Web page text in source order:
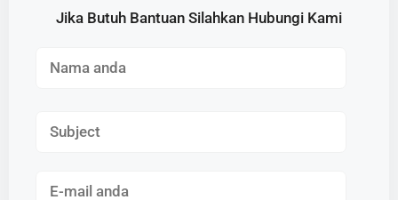
Jika Butuh Bantuan Silahkan Hubungi Kami